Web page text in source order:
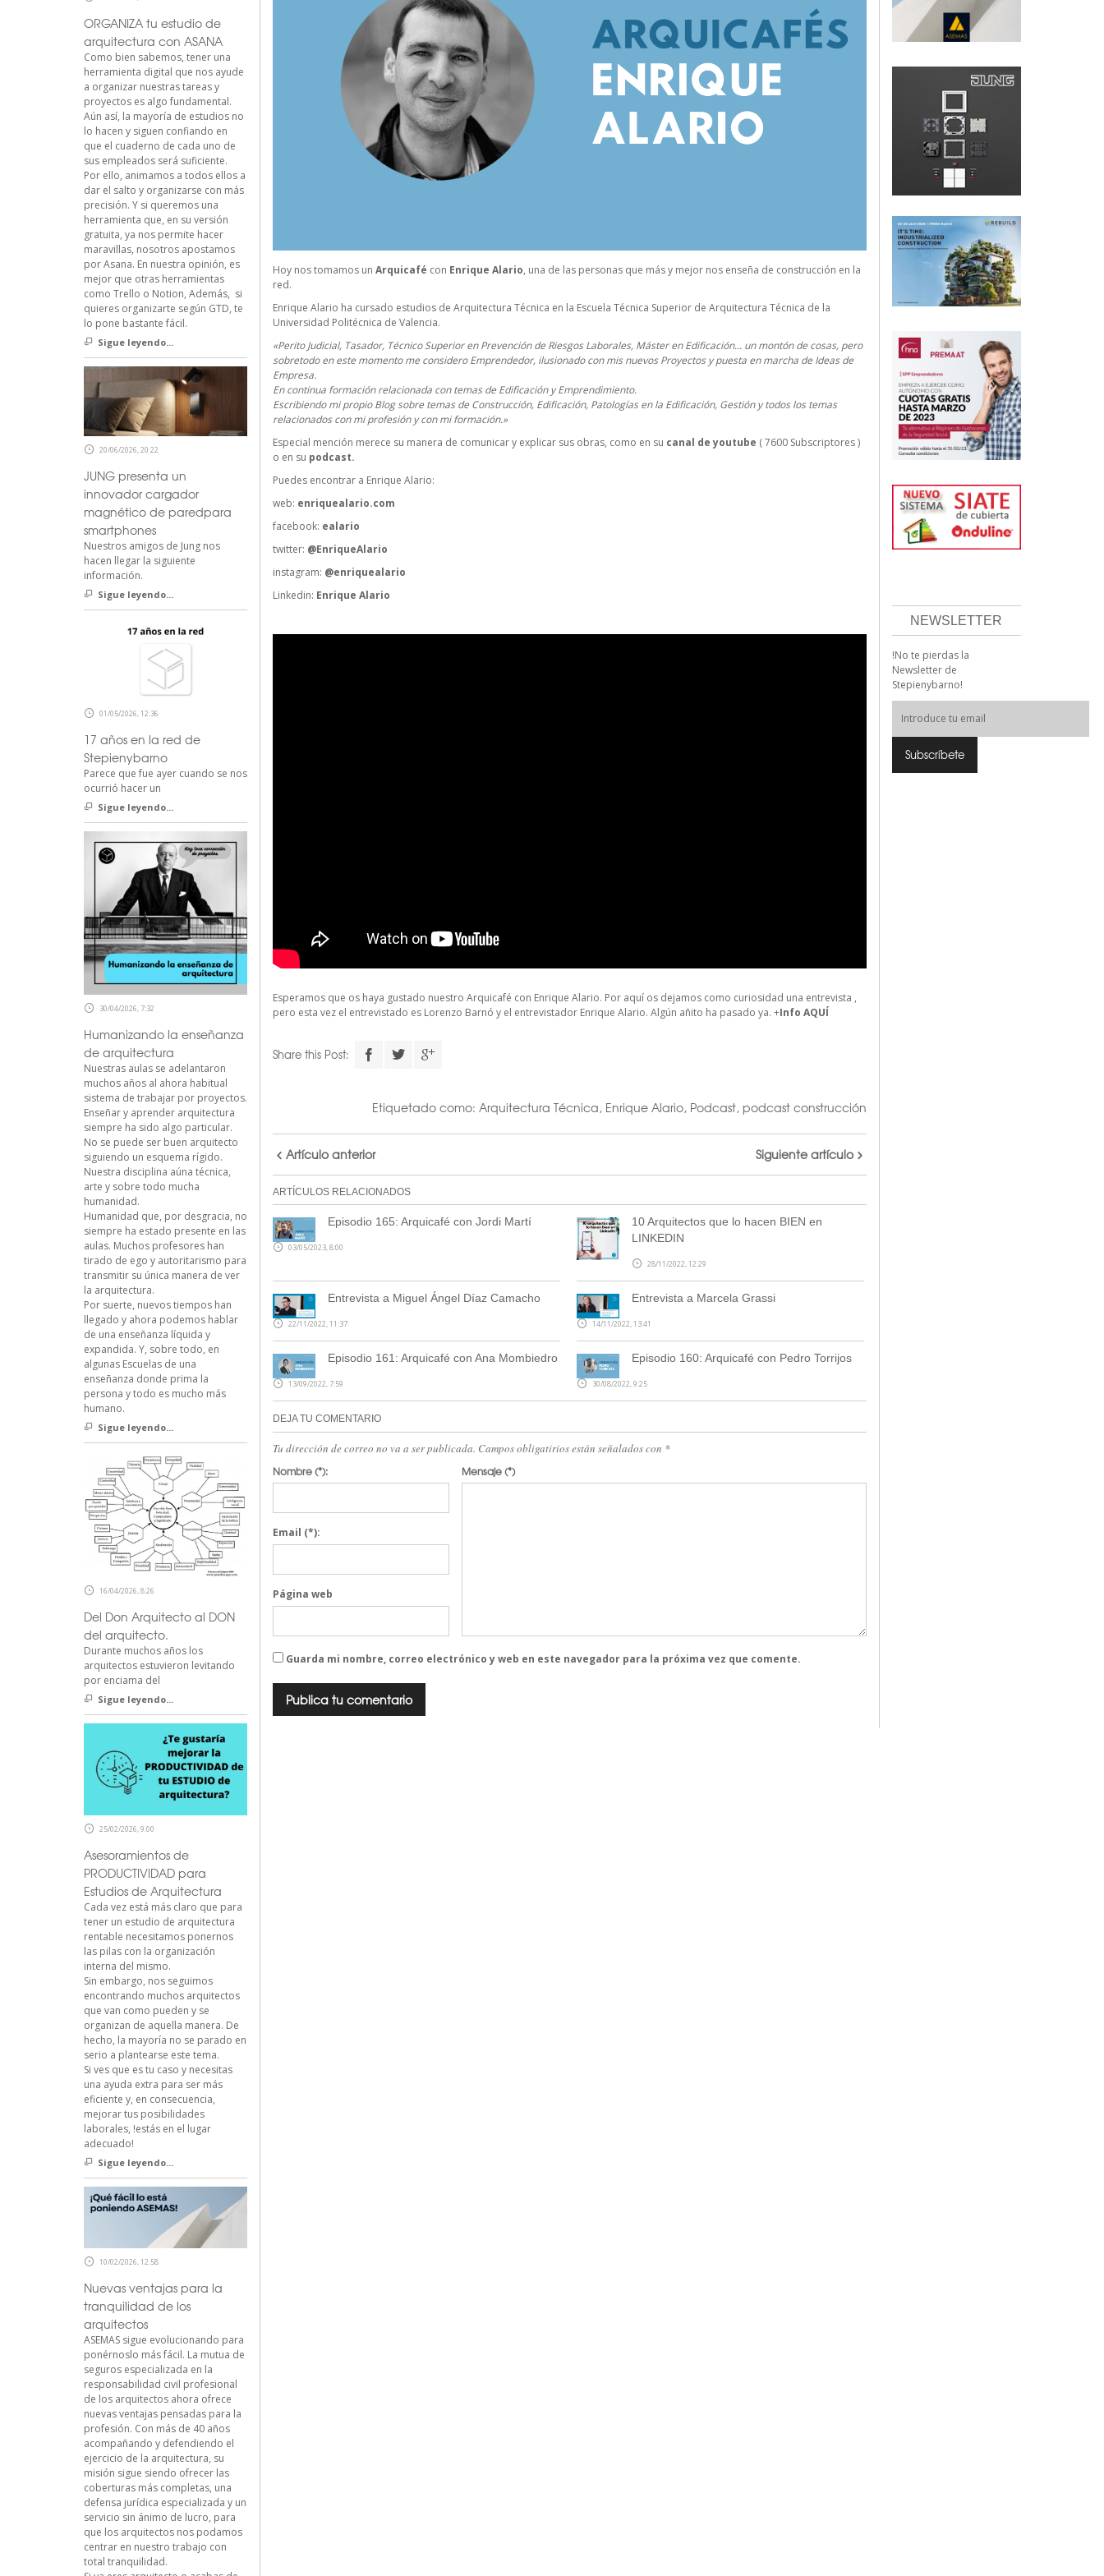
Hoy nos tomamos un Arquicafé con Enrique Alario, una de las personas que más y mejor nos enseña de construcción en la
red.
Enrique Alario ha cursado estudios de Arquitectura Técnica en la Escuela Técnica Superior de Arquitectura Técnica de la
Universidad Politécnica de Valencia.
«Perito Judicial, Tasador, Técnico Superior en Prevención de Riesgos Laborales, Máster en Edificación… un montón de cosas, pero
sobretodo en este momento me considero Emprendedor, ilusionado con mis nuevos Proyectos y puesta en marcha de Ideas de
Empresa.
En continua formación relacionada con temas de Edificación y Emprendimiento.
Escribiendo mi propio Blog sobre temas de Construcción, Edificación, Patologías en la Edificación, Gestión y todos los temas
relacionados con mi profesión y con mi formación.»
Especial mención merece su manera de comunicar y explicar sus obras, como en su canal de youtube ( 7600 Subscriptores )
o en su podcast.
Puedes encontrar a Enrique Alario:
web: enriquealario.com
facebook: ealario
twitter: @EnriqueAlario
instagram: @enriquealario
Linkedin: Enrique Alario
Esperamos que os haya gustado nuestro Arquicafé con Enrique Alario. Por aquí os dejamos como curiosidad una entrevista ,
pero esta vez el entrevistado es Lorenzo Barnó y el entrevistador Enrique Alario. Algún añito ha pasado ya. +Info AQUÍ
Share this Post:
Etiquetado como: Arquitectura Técnica, Enrique Alario, Podcast, podcast construcción
Artículo anterior Siguiente artículo
ARTÍCULOS RELACIONADOS
Episodio 165: Arquicafé con Jordi Martí
03/05/2023, 8:00
10 Arquitectos que lo hacen BIEN en
LINKEDIN
28/11/2022, 12:29
Entrevista a Miguel Ángel Díaz Camacho
22/11/2022, 11:37
Entrevista a Marcela Grassi
14/11/2022, 13:41
Episodio 161: Arquicafé con Ana Mombiedro
13/09/2022, 7:59
Episodio 160: Arquicafé con Pedro Torrijos
30/08/2022, 9:25
DEJA TU COMENTARIO
Tu dirección de correo no va a ser publicada. Campos obligatirios están señalados con *
Mensaje(*)
Nombre(*):
Email (*):
Página web
Guarda mi nombre, correo electrónico y web en este navegador para la próxima vez que comente.
NEWSLETTER
!No te pierdas la
Newsletter de
Stepienybarno!
ORGANIZA tu estudio de
arquitectura con ASANA
Como bien sabemos, tener una
herramienta digital que nos ayude
a organizar nuestras tareas y
proyectos es algo fundamental.
Aún así, la mayoría de estudios no
lo hacen y siguen confiando en
que el cuaderno de cada uno de
sus empleados será suficiente.
Por ello, animamos a todos ellos a
dar el salto y organizarse con más
precisión. Y si queremos una
herramienta que, en su versión
gratuita, ya nos permite hacer
maravillas, nosotros apostamos
por Asana. En nuestra opinión, es
mejor que otras herramientas
como Trello o Notion, Además, si
quieres organizarte según GTD, te
lo pone bastante fácil.
Sigue leyendo...
20/06/2026, 20:22
JUNG presenta un
innovador cargador
magnético de paredpara
smartphones
Nuestros amigos de Jung nos
hacen llegar la siguiente
información.
Sigue leyendo...
01/05/2026, 12:36
17 años en la red de
Stepienybarno
Parece que fue ayer cuando se nos
ocurrió hacer un
Sigue leyendo...
30/04/2026, 7:32
Humanizando la enseñanza
de arquitectura
Nuestras aulas se adelantaron
muchos años al ahora habitual
sistema de trabajar por proyectos.
Enseñar y aprender arquitectura
siempre ha sido algo particular.
No se puede ser buen arquitecto
siguiendo un esquema rígido.
Nuestra disciplina aúna técnica,
arte y sobre todo mucha
humanidad.
Humanidad que, por desgracia, no
siempre ha estado presente en las
aulas. Muchos profesores han
tirado de ego y autoritarismo para
transmitir su única manera de ver
la arquitectura.
Por suerte, nuevos tiempos han
llegado y ahora podemos hablar
de una enseñanza líquida y
expandida. Y, sobre todo, en
algunas Escuelas de una
enseñanza donde prima la
persona y todo es mucho más
humano.
Sigue leyendo...
16/04/2026, 8:26
Del Don Arquitecto al DON
del arquitecto.
Durante muchos años los
arquitectos estuvieron levitando
por enciama del
Sigue leyendo...
25/02/2026, 9:00
Asesoramientos de
PRODUCTIVIDAD para
Estudios de Arquitectura
Cada vez está más claro que para
tener un estudio de arquitectura
rentable necesitamos ponernos
las pilas con la organización
interna del mismo.
Sin embargo, nos seguimos
encontrando muchos arquitectos
que van como pueden y se
organizan de aquella manera. De
hecho, la mayoría no se parado en
serio a plantearse este tema.
Si ves que es tu caso y necesitas
una ayuda extra para ser más
eficiente y, en consecuencia,
mejorar tus posibilidades
laborales, !estás en el lugar
adecuado!
Sigue leyendo...
10/02/2026, 12:58
Nuevas ventajas para la
tranquilidad de los
arquitectos
ASEMAS sigue evolucionando para
ponérnoslo más fácil. La mutua de
seguros especializada en la
responsabilidad civil profesional
de los arquitectos ahora ofrece
nuevas ventajas pensadas para la
profesión. Con más de 40 años
acompañando y defendiendo el
ejercicio de la arquitectura, su
misión sigue siendo ofrecer las
coberturas más completas, una
defensa jurídica especializada y un
servicio sin ánimo de lucro, para
que los arquitectos nos podamos
centrar en nuestro trabajo con
total tranquilidad.